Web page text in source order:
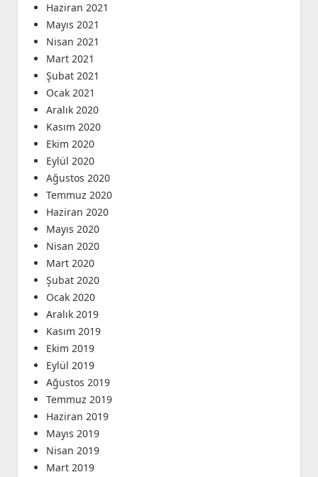
Haziran 2021
Mayıs 2021
Nisan 2021
Mart 2021
Şubat 2021
Ocak 2021
Aralık 2020
Kasım 2020
Ekim 2020
Eylül 2020
Ağustos 2020
Temmuz 2020
Haziran 2020
Mayıs 2020
Nisan 2020
Mart 2020
Şubat 2020
Ocak 2020
Aralık 2019
Kasım 2019
Ekim 2019
Eylül 2019
Ağustos 2019
Temmuz 2019
Haziran 2019
Mayıs 2019
Nisan 2019
Mart 2019